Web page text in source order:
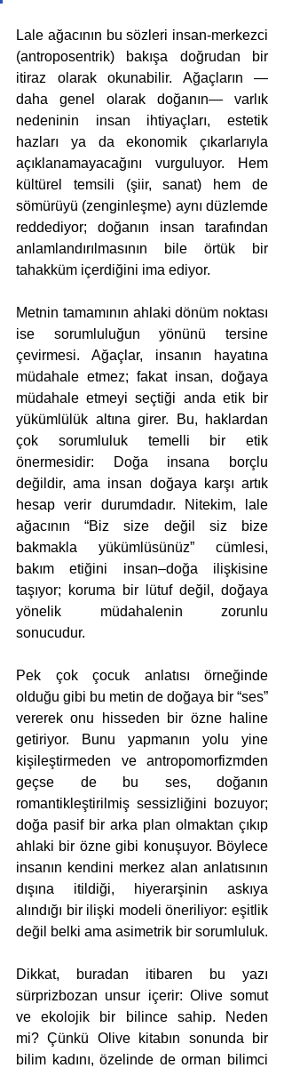
Lale ağacının bu sözleri insan-merkezci
(antroposentrik) bakışa doğrudan bir
itiraz olarak okunabilir. Ağaçların —
daha genel olarak doğanın— varlık
nedeninin insan ihtiyaçları, estetik
hazları ya da ekonomik çıkarlarıyla
açıklanamayacağını vurguluyor. Hem
kültürel temsili (şiir, sanat) hem de
sömürüyü (zenginleşme) aynı düzlemde
reddediyor; doğanın insan tarafından
anlamlandırılmasının bile örtük bir
tahakküm içerdiğini ima ediyor.
Metnin tamamının ahlaki dönüm noktası
ise sorumluluğun yönünü tersine
çevirmesi. Ağaçlar, insanın hayatına
müdahale etmez; fakat insan, doğaya
müdahale etmeyi seçtiği anda etik bir
yükümlülük altına girer. Bu, haklardan
çok sorumluluk temelli bir etik
önermesidir: Doğa insana borçlu
değildir, ama insan doğaya karşı artık
hesap verir durumdadır. Nitekim, lale
ağacının “Biz size değil siz bize
bakmakla yükümlüsünüz” cümlesi,
bakım etiğini insan–doğa ilişkisine
taşıyor; koruma bir lütuf değil, doğaya
yönelik müdahalenin zorunlu
sonucudur.
Pek çok çocuk anlatısı örneğinde
olduğu gibi bu metin de doğaya bir “ses”
vererek onu hisseden bir özne haline
getiriyor. Bunu yapmanın yolu yine
kişileştirmeden ve antropomorfizmden
geçse de bu ses, doğanın
romantikleştirilmiş sessizliğini bozuyor;
doğa pasif bir arka plan olmaktan çıkıp
ahlaki bir özne gibi konuşuyor. Böylece
insanın kendini merkez alan anlatısının
dışına itildiği, hiyerarşinin askıya
alındığı bir ilişki modeli öneriliyor: eşitlik
değil belki ama asimetrik bir sorumluluk.
Dikkat, buradan itibaren bu yazı
sürprizbozan unsur içerir: Olive somut
ve ekolojik bir bilince sahip. Neden
mi? Çünkü Olive
kitabın sonunda bir
bilim kadını, özelinde de orman bilimci